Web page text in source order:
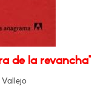
de la revancha"